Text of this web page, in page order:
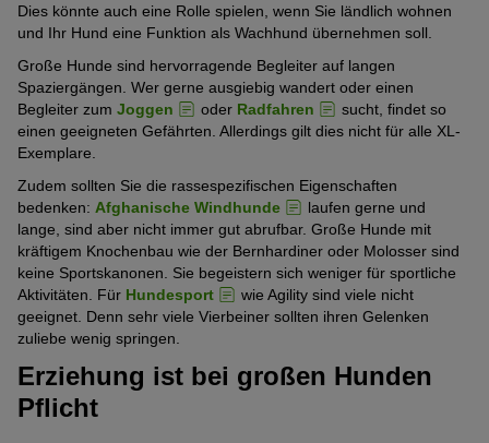
Dies könnte auch eine Rolle spielen, wenn Sie ländlich wohnen
und Ihr Hund eine Funktion als Wachhund übernehmen soll.
Große Hunde sind hervorragende Begleiter auf langen
Spaziergängen. Wer gerne ausgiebig wandert oder einen
Begleiter zum Joggen oder Radfahren
sucht, findet so
einen geeigneten Gefährten. Allerdings gilt dies nicht für alle XL-
Exemplare.
Zudem sollten Sie die rassespezifischen Eigenschaften
bedenken: Afghanische Windhunde
laufen gerne und
lange, sind aber nicht immer gut abrufbar. Große Hunde mit
kräftigem Knochenbau wie der Bernhardiner oder Molosser sind
keine Sportskanonen. Sie begeistern sich weniger für sportliche
Aktivitäten. Für Hundesport
wie Agility sind viele nicht
geeignet. Denn sehr viele Vierbeiner sollten ihren Gelenken
zuliebe wenig springen.
Erziehung ist bei großen Hunden
Pflicht